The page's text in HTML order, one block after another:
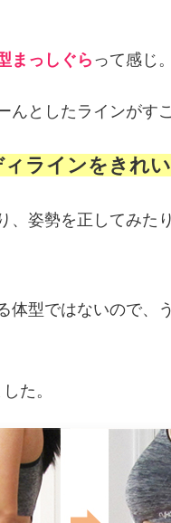
まっしぐらって感じ。
としたラインがす
ラインをきれ
、姿勢を正してみた
体型ではないので、
た。